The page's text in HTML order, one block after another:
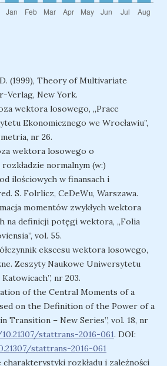
(1999), Theory of Multivariate
Verlag, New York.
wektora losowego, „Prace
Ekonomicznego we Wrocławiu”,
nr 26.
wektora losowego o
normalnym (w:)
ilościowych w finansach i
S. Folrlicz, CeDeWu, Warszawa.
momentów zwykłych wektora
na definicji potęgi wektora, „Folia
vol. 55.
ekscesu wektora losowego,
Zeszyty Naukowe Uniwersytetu
nr 203.
of the Central Moments of a
on the Definition of the Power of a
Transition – New Series”, vol. 18, nr
stattrans-2016-061. DOI:
stattrans-2016-061
charakterystyki rozkładu i zależności